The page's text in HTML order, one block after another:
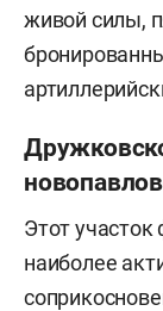
живой силы,
Этот
наиболее